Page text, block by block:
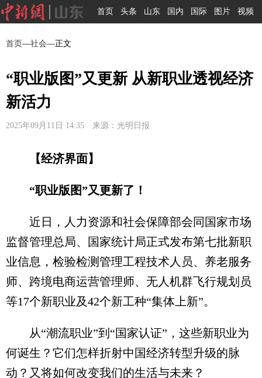
首页 头条 山东 国内 国际 图片 视频
首页—社会—正文
“职业版图”又更新 从新职业透视经济
新活力
2025年09月11日 14:35 来源：光明日报
【经济界面】
“职业版图”又更新了！
近日，人力资源和社会保障部会同国家市场
监督管理总局、国家统计局正式发布第七批新职
业信息，检验检测管理工程技术人员、养老服务
师、跨境电商运营管理师、无人机群飞行规划员
等17个新职业及42个新工种“集体上新”。
从“潮流职业”到“国家认证”，这些新职业为
何诞生？它们怎样折射中国经济转型升级的脉
动？又将如何改变我们的生活与未来？